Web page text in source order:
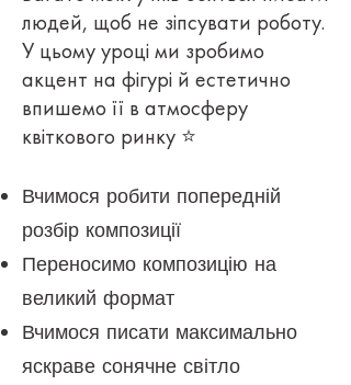
людей, щоб не зіпсувати роботу.
У цьому уроці ми зробимо
акцент на фігурі й естетично
впишемо її в атмосферу
квіткового ринку ⭐
Вчимося робити попередній
розбір композиції
Переносимо композицію на
великий формат
Вчимося писати максимально
яскраве сонячне світло